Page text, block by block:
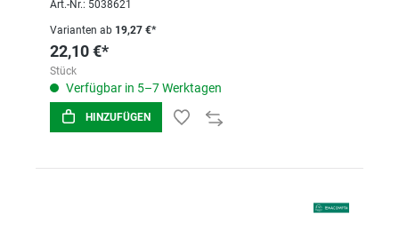
Art.-Nr.: 5038621
Varianten ab 19,27 €*
22,10 €*
Stück
Verfügbar in 5–7 Werktagen
HINZUFÜGEN